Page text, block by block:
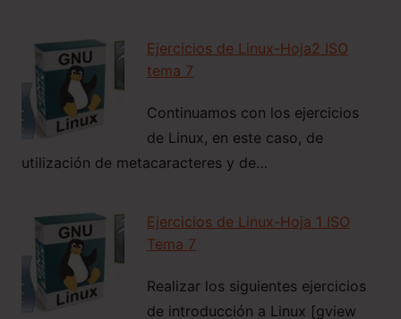
Ejercicios de Linux-Hoja2 ISO
tema 7
Continuamos con los ejercicios
de Linux, en este caso, de
utilización de metacaracteres y de…
Ejercicios de Linux-Hoja 1 ISO
Tema 7
Realizar los siguientes ejercicios
de introducción a Linux [gview
de
entradas
Siguiente